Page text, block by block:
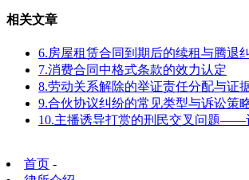
相关文章
6.房屋租赁合同到期后的续租与腾退
7.消费合同中格式条款的效力认定
8.劳动关系解除的举证责任分配与证
9.合伙协议纠纷的常见类型与诉讼策
10.主播诱导打赏的刑民交叉问题——
首页 -